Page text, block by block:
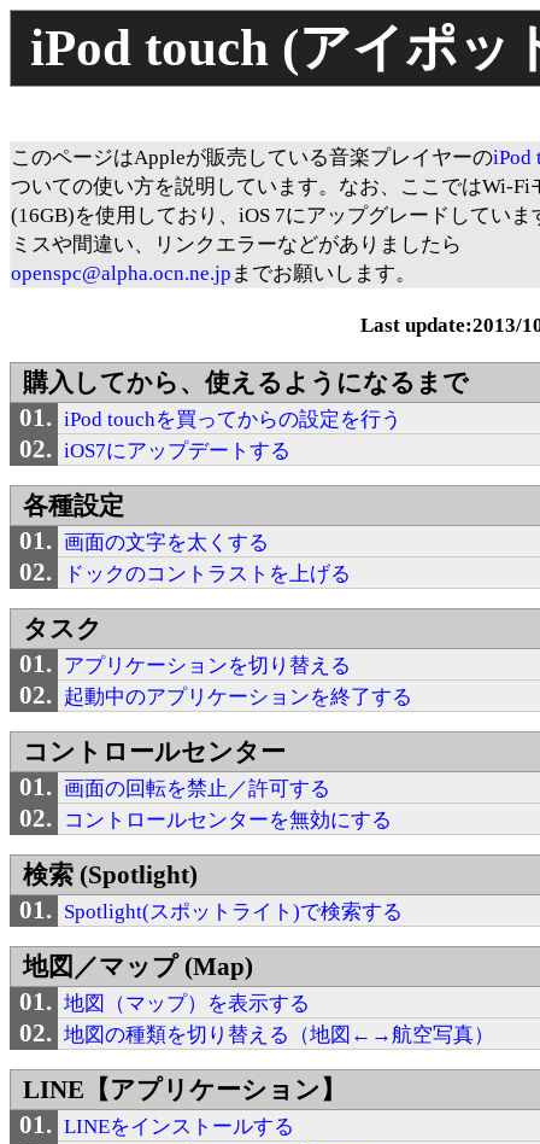
iPod touch (アイポッ
このページはAppleが販売している音楽プレイヤーのiPod
ついての使い方を説明しています。なお、ここではWi-Fi
(16GB)を使用しており、iOS 7にアップグレードしていま
ミスや間違い、リンクエラーなどがありましたら
openspc@alpha.ocn.ne.jp までお願いします。
Last update:2013/
購入してから、使えるようになるまで
iPod touchを買ってからの設定を行う
iOS7にアップデートする
各種設定
画面の文字を太くする
ドックのコントラストを上げる
タスク
アプリケーションを切り替える
起動中のアプリケーションを終了する
コントロールセンター
画面の回転を禁止／許可する
コントロールセンターを無効にする
検索 (Spotlight)
Spotlight(スポットライト)で検索する
地図／マップ (Map)
地図（マップ）を表示する
地図の種類を切り替える（地図←→航空写真）
LINE【アプリケーション】
LINEをインストールする